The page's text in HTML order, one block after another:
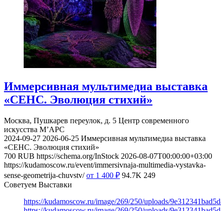
Иммерсивная мультимедиа выставка
«СЕНС. Эволюция стихий»
Москва, Пушкарев переулок, д. 5 Центр современного
искусства М’АРС
2024-09-27 2026-06-25 Иммерсивная мультимедиа выставка
«СЕНС. Эволюция стихий»
700 RUB https://schema.org/InStock 2026-08-07T00:00:00+03:00
https://kudamoscow.ru/event/immersivnaja-multimedia-vystavka-
sense-geometrija-chuvstv/ от 1 400 ₽ 94.7K 249
Советуем Выставки
https://kudamoscow.ru/image/269/250/uploads/